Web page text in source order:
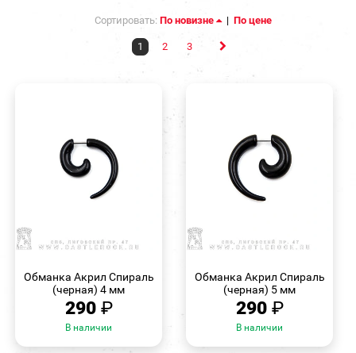
Сортировать: По новизне | По цене
1 2 3
Обманка Акрил Спираль
(черная) 4 мм
290 ₽
В наличии
Обманка Акрил Спираль
(черная) 5 мм
290 ₽
В наличии